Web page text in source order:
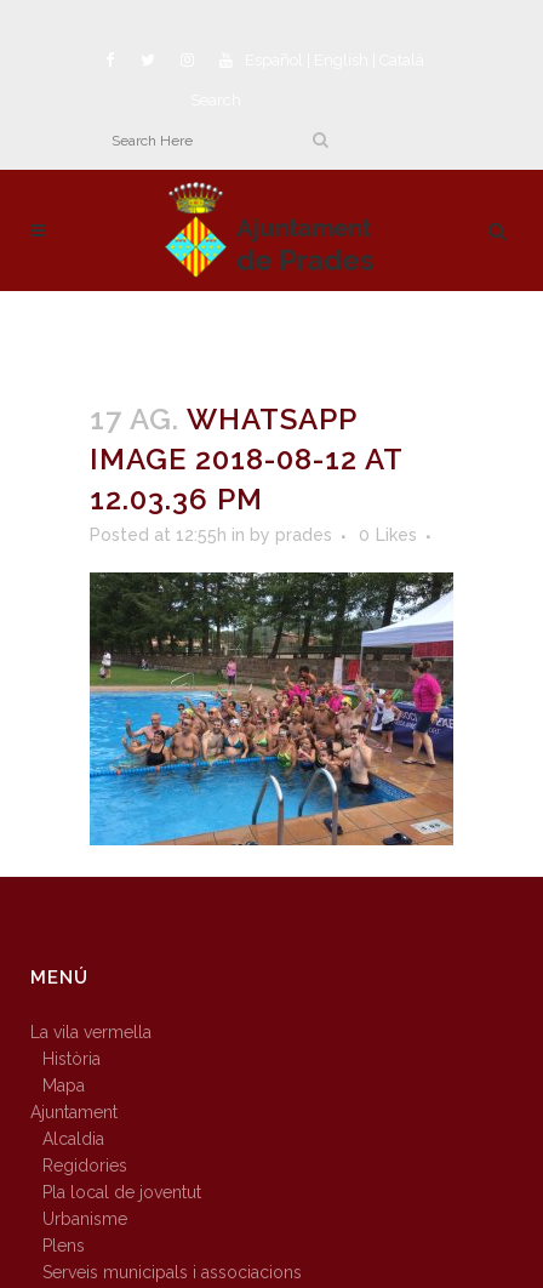
17 AG. WHATSAPP
IMAGE 2018-08-12 AT
12.03.36 PM
Posted at 12:55h in by prades 0 Likes
MENÚ
La vila vermella
Història
Mapa
Ajuntament
Alcaldia
Regidories
Pla local de joventut
Urbanisme
Plens
Serveis municipals i associacions